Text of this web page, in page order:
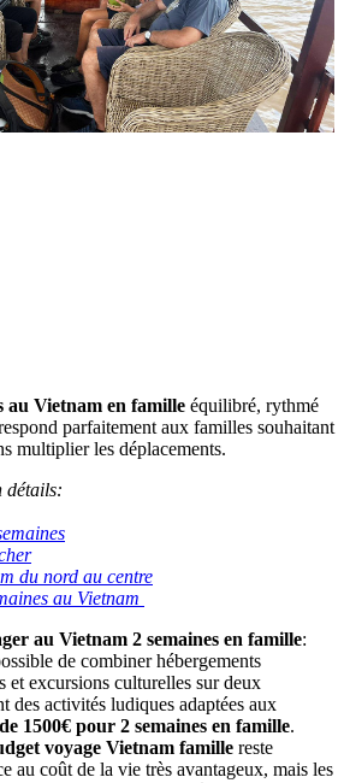
au Vietnam en famille équilibré, rythmé
parfaitement aux familles souhaitant
multiplier les déplacements.
détails:
du nord au centre
au Vietnam
au Vietnam 2 semaines en famille:
de combiner hébergements
et excursions culturelles sur deux
des activités ludiques adaptées aux
1500€ pour 2 semaines en famille.
voyage Vietnam famille reste
au coût de la vie très avantageux, mais les